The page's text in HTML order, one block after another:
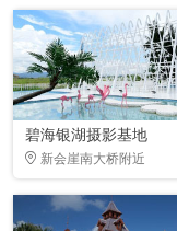
碧海银湖摄影基地
新会崖南大桥附近